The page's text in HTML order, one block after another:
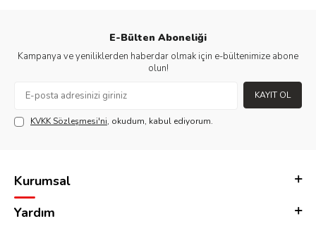
E-Bülten Aboneliği
Kampanya ve yeniliklerden haberdar olmak için e-bültenimize abone
olun!
KAYIT OL
KVKK Sözleşmesi'ni, okudum, kabul ediyorum.
Kurumsal
Yardım